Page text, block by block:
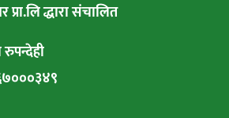
द्धारा संचालित
रुपन्देही